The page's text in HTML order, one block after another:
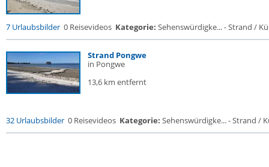
7 Urlaubsbilder 0 Reisevideos Kategorie: Sehenswürdigke... - Strand /
Strand Pongwe
in Pongwe
13,6 km entfernt
32 Urlaubsbilder 0 Reisevideos Kategorie: Sehenswürdigke... - Strand /